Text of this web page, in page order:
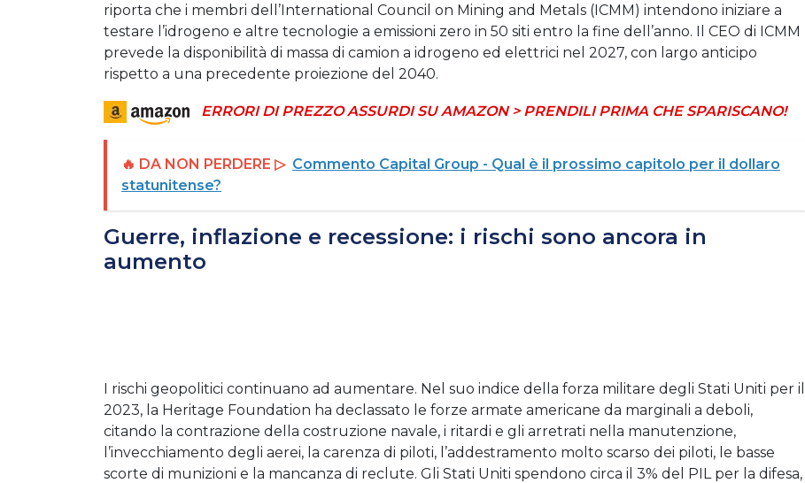
riporta che i membri dell’International Council on Mining and Metals (ICMM) intendono iniziare a
testare l’idrogeno e altre tecnologie a emissioni zero in 50 siti entro la fine dell’anno. Il CEO di ICMM
prevede la disponibilità di massa di camion a idrogeno ed elettrici nel 2027, con largo anticipo
rispetto a una precedente proiezione del 2040.
ERRORI DI PREZZO ASSURDI SU AMAZON > PRENDILI PRIMA CHE SPARISCANO!
🔥 DA NON PERDERE ▷ Commento Capital Group - Qual è il prossimo capitolo per il dollaro
statunitense?
Guerre, inflazione e recessione: i rischi sono ancora in
aumento
I rischi geopolitici continuano ad aumentare. Nel suo indice della forza militare degli Stati Uniti per il
2023, la Heritage Foundation ha declassato le forze armate americane da marginali a deboli,
citando la contrazione della costruzione navale, i ritardi e gli arretrati nella manutenzione,
l’invecchiamento degli aerei, la carenza di piloti, l’addestramento molto scarso dei piloti, le basse
scorte di munizioni e la mancanza di reclute. Gli Stati Uniti spendono circa il 3% del PIL per la difesa,